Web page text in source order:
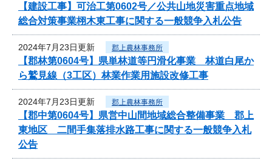
【建設工事】可治工第0602号／公共山地災害重点地域
総合対策事業栩木東工事に関する一般競争入札公告
2024年7月23日更新 郡上農林事務所
【郡林第0604号】県単林道等円滑化事業 林道白尾か
ら鷲見線（3工区）林業作業用施設改修工事
2024年7月23日更新 郡上農林事務所
【郡中第0604号】県営中山間地域総合整備事業 郡上
東地区 二間手集落排水路工事に関する一般競争入札
公告